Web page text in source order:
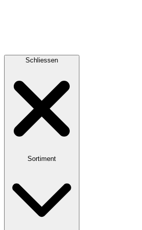
Schliessen
Sortiment